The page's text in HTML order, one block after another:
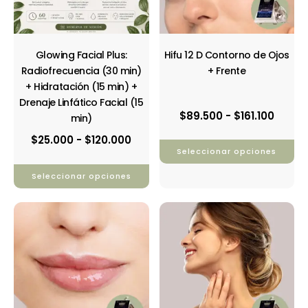
Glowing Facial Plus:
Radiofrecuencia (30 min)
+ Hidratación (15 min) +
Drenaje Linfático Facial (15
min)
$25.000 - $120.000
Seleccionar opciones
se
pueden
elegir
en
página
de
producto
Hifu 12 D Contorno de Ojos
+ Frente
$89.500 - $161.100
Seleccionar opciones
pueden
elegir
en
Rango
$40.000
producto
tiene
múltiples
variantes.
Las
opciones
Este
producto
tiene
múltiples
variantes.
Las
opciones